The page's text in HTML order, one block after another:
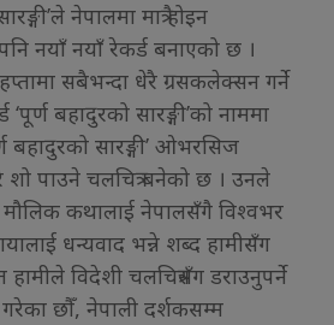
नेपालमा मात्रै होइन
नयाँ नयाँ रेकर्ड बनाएको छ ।
सबैभन्दा धेरै ग्रसकलेक्सन गर्ने
‘पूर्ण बहादुरको सारङ्गी’को नाममा
सारङ्गी’ ओभरसिज
शो पाउने चलचित्र बनेको छ । उनले
मौलिक कथालाई नेपालसँगै विश्वभर
धन्यवाद भन्ने शब्द हामीसँग
विदेशी चलचित्रसँग डराउनुपर्ने
गरेका छौँ, नेपाली दर्शकसम्म